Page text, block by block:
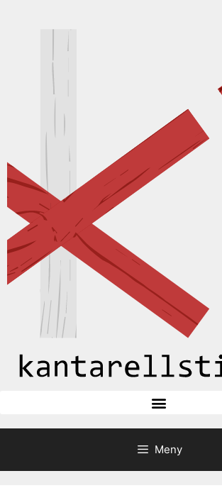
Meny